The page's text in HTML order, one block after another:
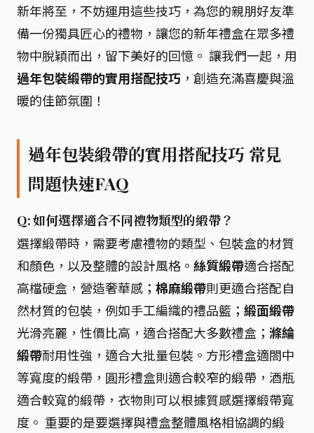
新年將至，不妨運用這些技巧，為您的親朋好友準
備一份獨具匠心的禮物，讓您的新年禮盒在眾多禮
物中脫穎而出，留下美好的回憶。 讓我們一起，用
過年包裝緞帶的實用搭配技巧 ，創造充滿喜慶與溫
暖的佳節氛圍！
過年包裝緞帶的實用搭配技巧 常見
問題快速FAQ
Q: 如何選擇適合不同禮物類型的緞帶？
選擇緞帶時，需要考慮禮物的類型、包裝盒的材質
和顏色，以及整體的設計風格。 絲質緞帶適合搭配
高檔硬盒，營造奢華感； 棉麻緞帶則更適合搭配自
然材質的包裝，例如手工編織的禮品籃； 緞面緞帶
光滑亮麗，性價比高，適合搭配大多數禮盒； 滌綸
緞帶耐用性強，適合大批量包裝。方形禮盒適閤中
等寬度的緞帶，圓形禮盒則適合較窄的緞帶，酒瓶
適合較寬的緞帶，衣物則可以根據質感選擇緞帶寬
度。 重要的是要選擇與禮盒整體風格相協調的緞